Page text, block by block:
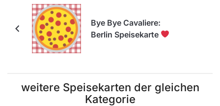
Bye Bye Cavaliere:
Berlin Speisekarte
weitere Speisekarten der gleichen
Kategorie